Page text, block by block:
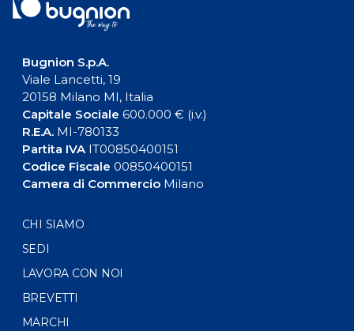
Bugnion S.p.A.
Viale Lancetti, 19
20158 Milano MI, Italia
Capitale Sociale 600.000 € (i.v.)
R.E.A.MI-780133
Partita IVAIT00850400151
Codice Fiscale 00850400151
Camera di CommercioMilano
CHI SIAMO
SEDI
LAVORA CON NOI
BREVETTI
MARCHI